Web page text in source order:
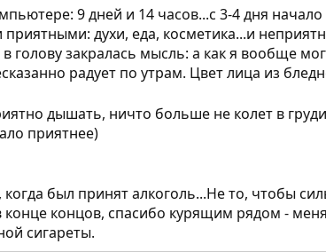
9 дней и 14 часов...с 3-4 дня
духи, еда, косметика...и
голову закралась мысль: а как я вообще
радует по утрам. Цвет лица из
дышать, ничто больше не колет в
приятнее)
когда был принят алкоголь...Не то, чтобы
конце концов, спасибо курящим рядом -
сигареты.